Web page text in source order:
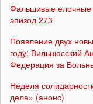
Фальшивые елочные
эпизод 273
Появление двух
году: Вильнюсский
Федерация за
Неделя
дела» (анонс)